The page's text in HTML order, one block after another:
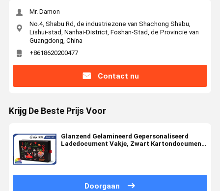
Mr. Damon
No.4, Shabu Rd, de industriezone van Shachong Shabu,
Lishui-stad, Nanhai-District, Foshan-Stad, de Provincie van
Guangdong, China
+8618620200477
Contact nu
Krijg De Beste Prijs Voor
Glanzend Gelamineerd Gepersonaliseerd
Ladedocument Vakje, Zwart Kartondocument
Doorgaan